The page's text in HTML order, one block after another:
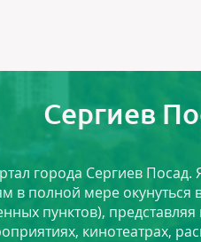
Сергиев
города Сергиев
в полной мере
пунктов),
кинотеатрах,